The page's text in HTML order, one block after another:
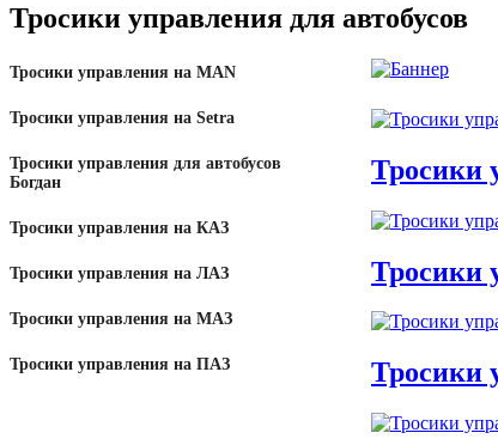
Тросики управления для автобусов
Тросики управления на MAN
Тросики управления на Setra
Тросики управления для автобусов
Богдан
Тросики управления на КАЗ
Тросики управления на ЛАЗ
Тросики управления на МАЗ
Тросики управления на ПАЗ
Тросики
Тросики
Тросики